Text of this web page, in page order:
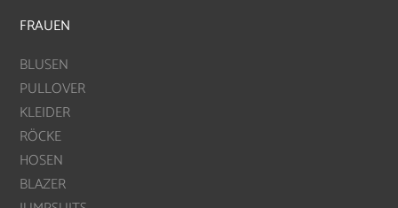
FRAUEN
BLUSEN
PULLOVER
KLEIDER
RÖCKE
HOSEN
BLAZER